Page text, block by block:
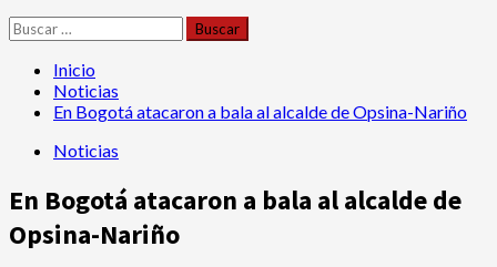
Buscar:
Inicio
Noticias
En Bogotá atacaron a bala al alcalde de Opsina-Nariño
Noticias
En Bogotá atacaron a bala al alcalde de
Opsina-Nariño